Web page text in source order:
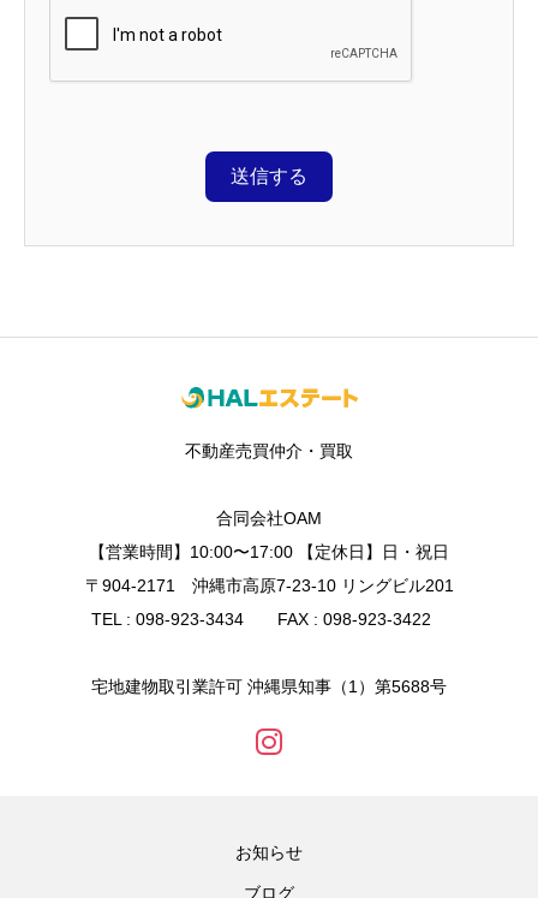
送信する
不動産売買仲介・買取
合同会社OAM
【営業時間】10:00〜17:00 【定休日】日・祝日
〒904-2171 沖縄市高原7-23-10 リングビル201
TEL : 098-923-3434 FAX : 098-923-3422
宅地建物取引業許可 沖縄県知事（1）第5688号
お知らせ
ブログ